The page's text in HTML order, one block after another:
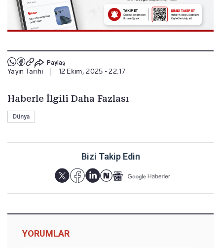
Paylaş
Yayın Tarihi 12 Ekim, 2025 - 22:17
Haberle İlgili Daha Fazlası
Dünya
Bizi Takip Edin
YORUMLAR